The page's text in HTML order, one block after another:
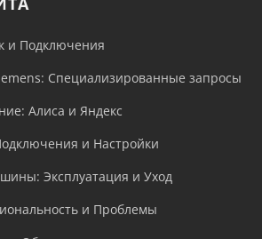
и Подключения
Специализированные запросы
Алиса и Яндекс
и Настройки
Эксплуатация и Уход
и Проблемы